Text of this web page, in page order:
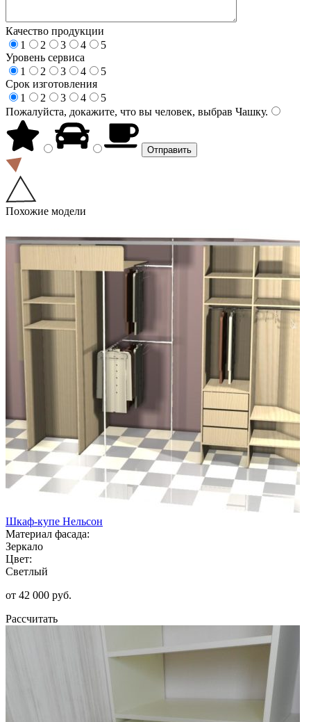
Качество продукции
1
2 3 4
5
Уровень сервиса
1
2 3 4
5
Срок изготовления
1
2 3 4
5
Пожалуйста, докажите, что вы человек, выбрав Чашку.
Похожие модели
Шкаф-купе Нельсон
Материал фасада:
Зеркало
Цвет:
Светлый
от 42 000 руб.
Рассчитать